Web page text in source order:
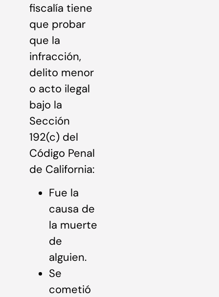
fiscalía tiene
que probar
que la
infracción,
delito menor
o acto ilegal
bajo la
Sección
192(c) del
Código Penal
de California:
Fue la
causa de
la muerte
de
alguien.
Se
cometió